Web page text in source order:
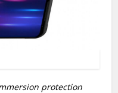
protection